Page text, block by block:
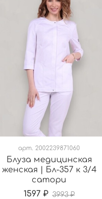
арт. 2002239871060
Блуза медицинская
женская | Бл-357 к 3/4
сатори
1597 ₽ 3993 ₽